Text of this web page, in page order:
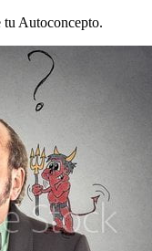
tu Autoconcepto.